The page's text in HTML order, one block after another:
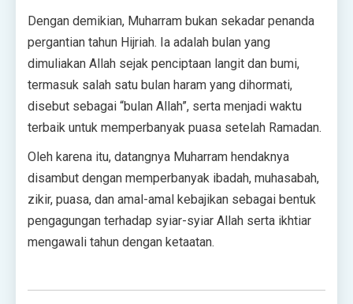
Dengan demikian, Muharram bukan sekadar penanda
pergantian tahun Hijriah. Ia adalah bulan yang
dimuliakan Allah sejak penciptaan langit dan bumi,
termasuk salah satu bulan haram yang dihormati,
disebut sebagai “bulan Allah”, serta menjadi waktu
terbaik untuk memperbanyak puasa setelah Ramadan.
Oleh karena itu, datangnya Muharram hendaknya
disambut dengan memperbanyak ibadah, muhasabah,
zikir, puasa, dan amal-amal kebajikan sebagai bentuk
pengagungan terhadap syiar-syiar Allah serta ikhtiar
mengawali tahun dengan ketaatan.